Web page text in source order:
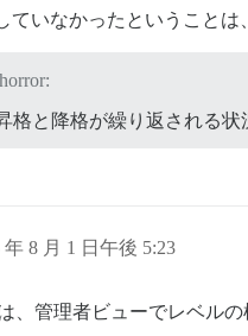
ていなかったということは
格と降格が繰り返される
年 8 月 1 日午後 5:23
、管理者ビューでレベル